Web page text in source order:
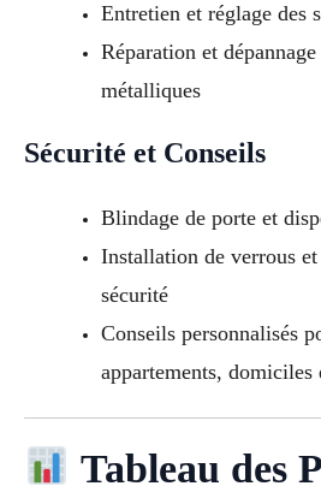
Entretien et réglage des
Réparation et
métalliques
Sécurité et Conseils
Blindage de porte et
Installation de verrous et
sécurité
Conseils personnalisés
appartements, domiciles
Tableau des